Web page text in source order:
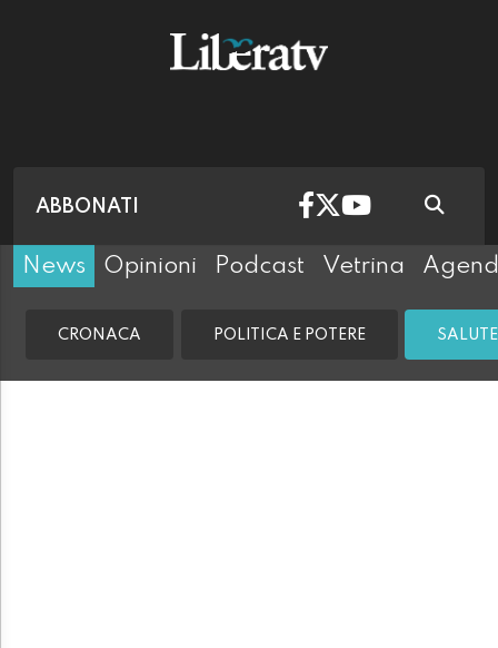
ABBONATI
News Opinioni Podcast Vetrina
CRONACA POLITICA E POTERE